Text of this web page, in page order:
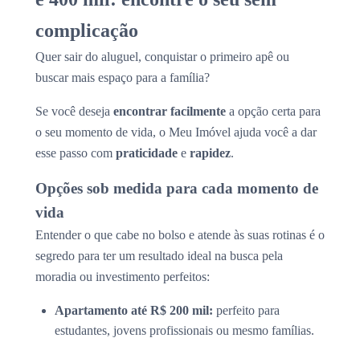
complicação
Quer sair do aluguel, conquistar o primeiro apê ou
buscar mais espaço para a família?
Se você deseja encontrar facilmente a opção certa para
o seu momento de vida, o Meu Imóvel ajuda você a dar
esse passo com praticidade e rapidez.
Opções sob medida para cada momento de
vida
Entender o que cabe no bolso e atende às suas rotinas é o
segredo para ter um resultado ideal na busca pela
moradia ou investimento perfeitos:
Apartamento até R$ 200 mil: perfeito para
estudantes, jovens profissionais ou mesmo famílias.